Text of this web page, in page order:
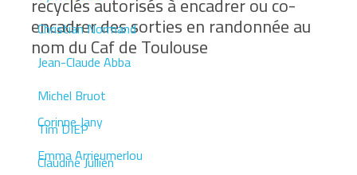
Christian Normand
Jean-Claude Abba
Michel Bruot
Tim DIEP
Claudine Jullien
encadrer des sorties en randonnée au
nom du Caf de Toulouse
Corinne Jany
Emma Arrieumerlou